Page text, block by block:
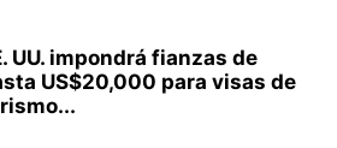
UU. impondrá fianzas de
US$20,000 para visas de